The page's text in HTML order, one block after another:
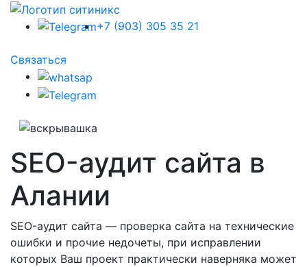
+7 (903) 305 35 21
Связаться
SEO-аудит сайта в
Алании
SEO-аудит сайта — проверка сайта на технические
ошибки и прочие недочеты, при исправлении
которых Ваш проект практически наверняка может